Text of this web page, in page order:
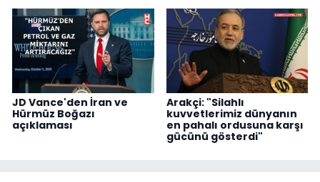
JD Vance'den İran ve
Hürmüz Boğazı
açıklaması
Arakçi: "Silahlı
kuvvetlerimiz dünyanın
en pahalı ordusuna karşı
gücünü gösterdi"